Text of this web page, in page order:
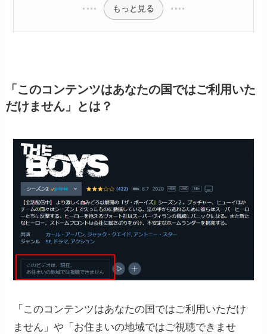
もっと見る
「このコンテンツはあなたの国ではご利用いた
だけません」とは？
「このコンテンツはあなたの国ではご利用いただけ
ません」や「お住まいの地域ではご視聴できませ